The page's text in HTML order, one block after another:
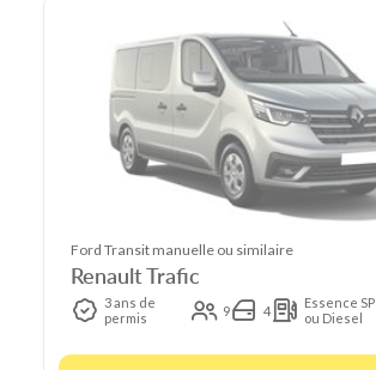
Ford Transit manuelle ou similaire
Renault Trafic
3 ans de
permis
9 4
Essence SP
ou Diesel